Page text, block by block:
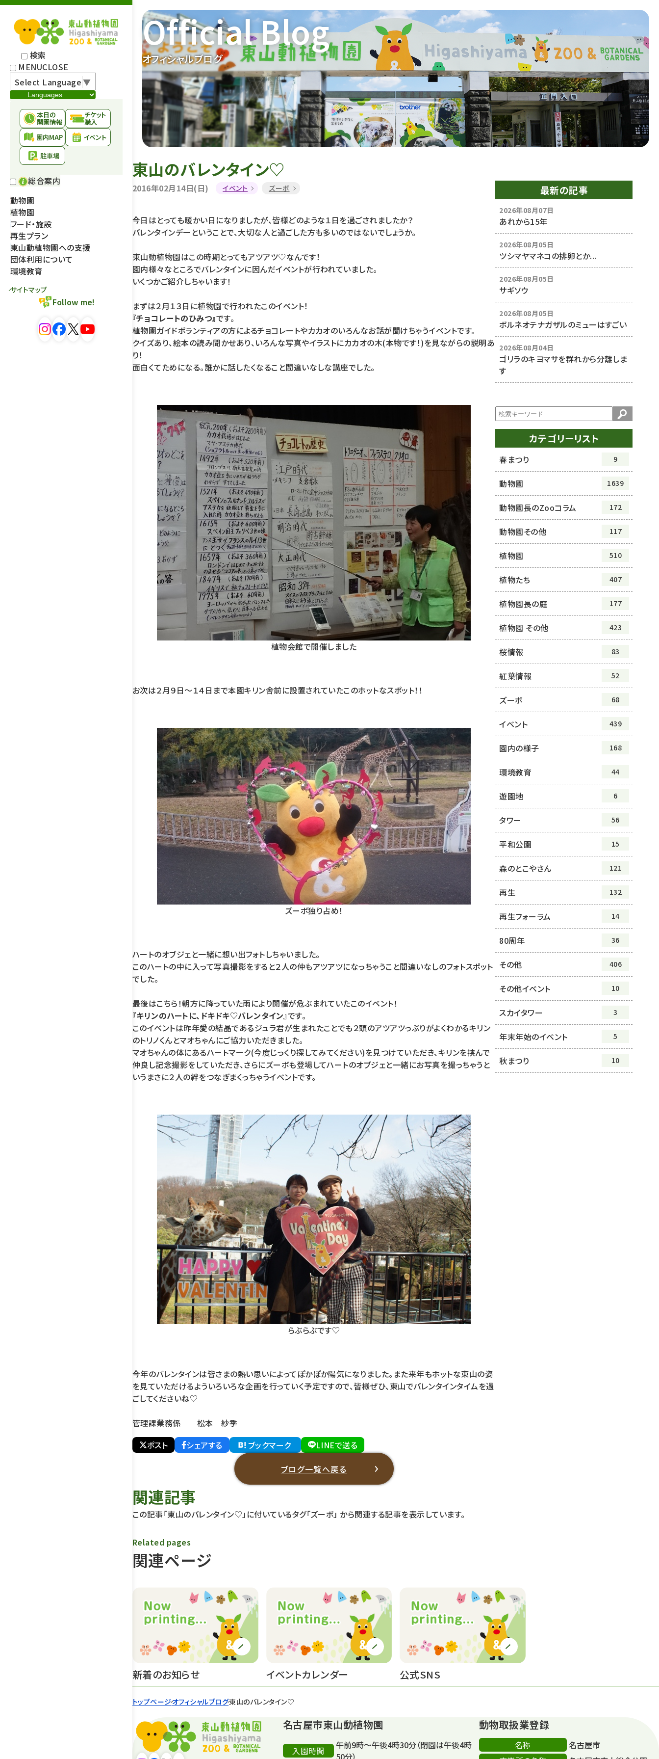
検索
MENUCLOSE
Select Language▼
本日の
開園情報
チケット
購入
園内MAP
イベント
駐車場
総合案内
動物園
植物園
フード・施設
再生プラン
東山動植物園への支援
団体利用について
環境教育
サイトマップ
Follow me!
オフィシャルブログ
Official Blog
トップページオフィシャルブログ東山のバレンタイン♡
東山のバレンタイン♡
2016年02月14日(日) イベント ズーボ
今日はとっても暖かい日になりましたが、皆様どのような１日を過ごされましたか？
バレンタインデーということで、大切な人と過ごした方も多いのではないでしょうか。
東山動植物園はこの時期とってもアツアツ♡なんです！
園内様々なところでバレンタインに因んだイベントが行われていました。
いくつかご紹介しちゃいます！
まずは２月１３日に植物園で行われたこのイベント！
『チョコレートのひみつ』です。
植物園ガイドボランティアの方によるチョコレートやカカオのいろんなお話が聞けちゃうイベントです。
クイズあり、絵本の読み聞かせあり、いろんな写真やイラストにカカオの木(本物です！)を見ながらの説明あ
り！
面白くてためになる。誰かに話したくなること間違いなしな講座でした。
植物会館で開催しました
お次は２月９日〜１４日まで本園キリン舎前に設置されていたこのホットなスポット！！
ズーボ独り占め！
ハートのオブジェと一緒に想い出フォトしちゃいました。
このハートの中に入って写真撮影をすると２人の仲もアツアツになっちゃうこと間違いなしのフォトスポット
でした。
最後はこちら！朝方に降っていた雨により開催が危ぶまれていたこのイベント！
『キリンのハートに、ドキドキ♡バレンタイン』です。
このイベントは昨年愛の結晶であるジュラ君が生まれたことでも２頭のアツアツっぷりがよくわかるキリン
のトリノくんとマオちゃんにご協力いただきました。
マオちゃんの体にあるハートマーク(今度じっくり探してみてください)を見つけていただき、キリンを挟んで
仲良し記念撮影をしていただき、さらにズーボも登場してハートのオブジェと一緒にお写真を撮っちゃうと
いうまさに２人の絆をつなぎまくっちゃうイベントです。
らぶらぶです♡
今年のバレンタインは皆さまの熱い思いによってぽかぽか陽気になりました。また来年もホットな東山の姿
を見ていただけるよういろいろな企画を行っていく予定ですので、皆様ぜひ、東山でバレンタインタイムを過
ごしてくださいね♡
管理課業務係 松本 紗季
ポスト
シェアする ブックマーク LINEで送る
ブログ一覧へ戻る
最新の記事
2026年08月07日
あれから15年
2026年08月05日
ツシマヤマネコの排卵とか...
2026年08月05日
サギソウ
2026年08月05日
ボルネオテナガザルのミューはすごい
2026年08月04日
ゴリラのキヨマサを群れから分離しま
す
カテゴリーリスト
春まつり 9
動物園 1639
動物園長のZooコラム 172
動物園その他 117
植物園 510
植物たち 407
植物園長の庭 177
植物園 その他 423
桜情報 83
紅葉情報 52
ズーボ 68
イベント 439
園内の様子 168
環境教育 44
遊園地 6
タワー 56
平和公園 15
森のとこやさん 121
再生 132
再生フォーラム 14
80周年 36
その他 406
その他イベント 10
スカイタワー 3
年末年始のイベント 5
秋まつり 10
関連記事
この記事「東山のバレンタイン♡」に付いているタグ「ズーボ」 から関連する記事を表示しています。
関連ページ
Related pages
新着のお知らせ イベントカレンダー 公式SNS
名古屋市東山動植物園
入園時間
午前9時～午後4時30分（閉園は午後4時
動物取扱業登録
名称
名古屋市